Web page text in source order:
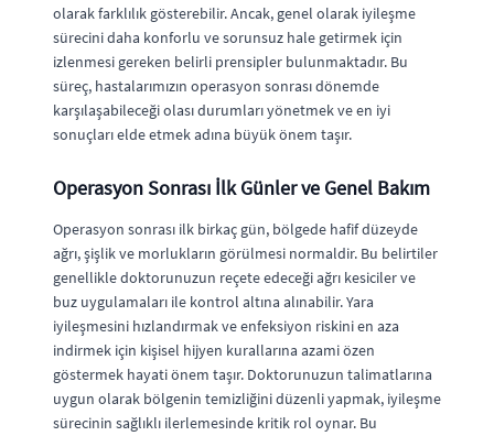
olarak farklılık gösterebilir. Ancak, genel olarak iyileşme
sürecini daha konforlu ve sorunsuz hale getirmek için
izlenmesi gereken belirli prensipler bulunmaktadır. Bu
süreç, hastalarımızın operasyon sonrası dönemde
karşılaşabileceği olası durumları yönetmek ve en iyi
sonuçları elde etmek adına büyük önem taşır.
Operasyon Sonrası İlk Günler ve Genel Bakım
Operasyon sonrası ilk birkaç gün, bölgede hafif düzeyde
ağrı, şişlik ve morlukların görülmesi normaldir. Bu belirtiler
genellikle doktorunuzun reçete edeceği ağrı kesiciler ve
buz uygulamaları ile kontrol altına alınabilir. Yara
iyileşmesini hızlandırmak ve enfeksiyon riskini en aza
indirmek için kişisel hijyen kurallarına azami özen
göstermek hayati önem taşır. Doktorunuzun talimatlarına
uygun olarak bölgenin temizliğini düzenli yapmak, iyileşme
sürecinin sağlıklı ilerlemesinde kritik rol oynar. Bu